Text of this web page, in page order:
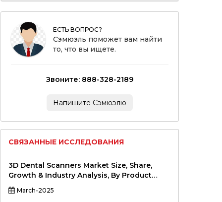
ЕСТЬ ВОПРОС?
Сэмюэль поможет вам найти
то, что вы ищете.
Звоните: 888-328-2189
Напишите Сэмюэлю
СВЯЗАННЫЕ ИССЛЕДОВАНИЯ
3D Dental Scanners Market Size, Share,
Growth & Industry Analysis, By Product
Type (Intraoral Scanners, Extraoral
Scanners, Hybrid Scanners), By Application
March-2025